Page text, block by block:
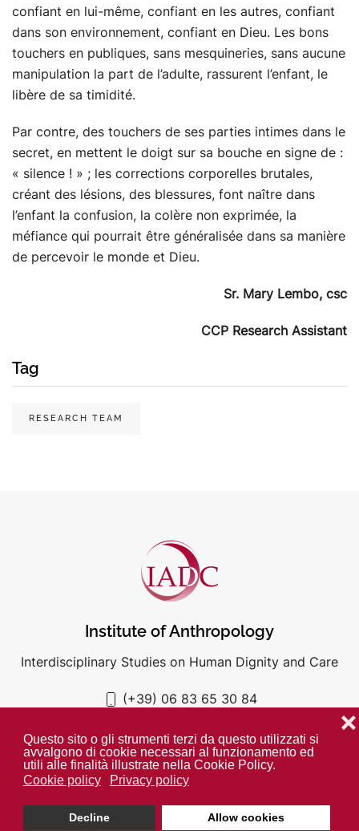
Questo sito o gli strumenti terzi da questo utilizzati si
avvalgono di cookie necessari al funzionamento ed
utili alle finalità illustrate nella Cookie Policy.
Cookie policy
Privacy policy
Decline Allow cookies
❌
confiant en lui-même, confiant en les autres, confiant
dans son environnement, confiant en Dieu. Les bons
touchers en publiques, sans mesquineries, sans aucune
manipulation la part de l’adulte, rassurent l’enfant, le
libère de sa timidité.
Par contre, des touchers de ses parties intimes dans le
secret, en mettent le doigt sur sa bouche en signe de :
« silence ! » ; les corrections corporelles brutales,
créant des lésions, des blessures, font naître dans
l’enfant la confusion, la colère non exprimée, la
méfiance qui pourrait être généralisée dans sa manière
de percevoir le monde et Dieu.
Sr. Mary Lembo, csc
CCP Research Assistant
Tag
RESEARCH TEAM
Institute of Anthropology
Interdisciplinary Studies on Human Dignity and Care
(+39) 06 83 65 30 84
Unless otherwise indicated all media is property of the IADC. ©